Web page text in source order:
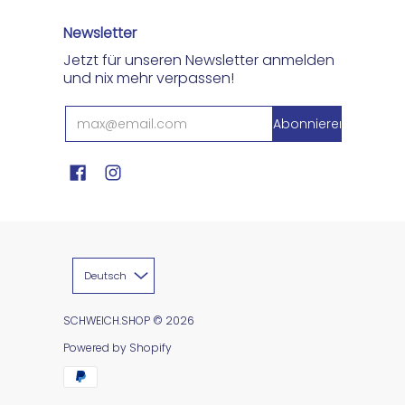
Newsletter
Jetzt für unseren Newsletter anmelden
und nix mehr verpassen!
Deutsch
SCHWEICH.SHOP © 2026
Powered by Shopify